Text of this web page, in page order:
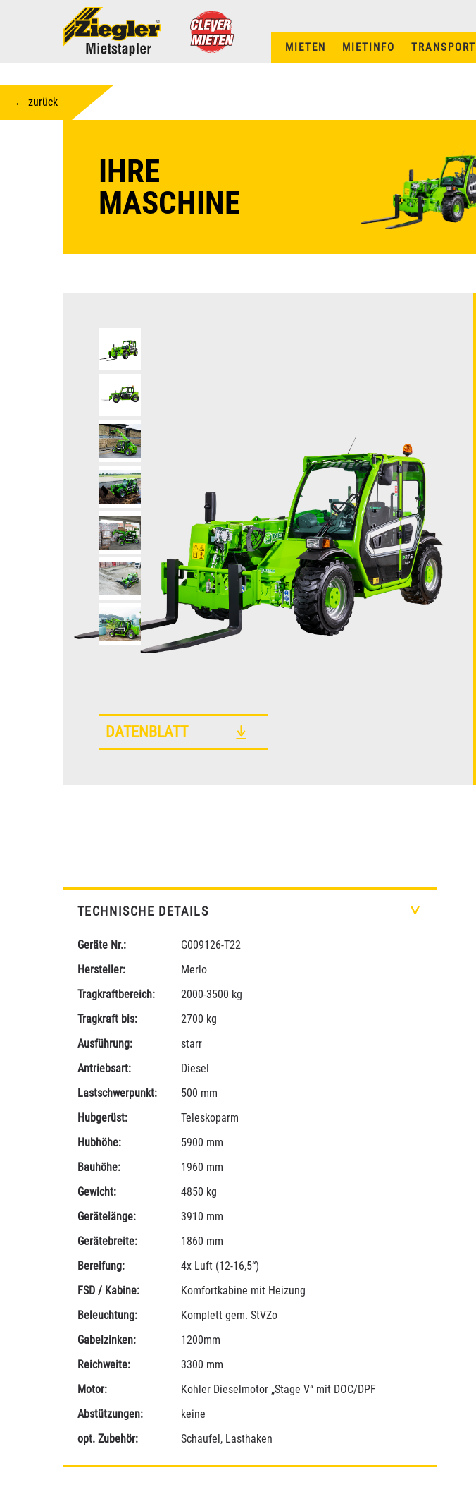
MIETEN MIETINFO
STAPLER MIETEN IN
AUGSBURG
STAPLER MIETEN IN
GELENKTELESKOPBÜHNEN
SCHERENBÜHNEN
GELÄNDESTAPLER
TRANSPORT
← zurück
IHRE
MASCHINE
DATENBLATT
TECHNISCHE DETAILS >
Geräte Nr.:
G009126-T22
Hersteller:
Merlo
Tragkraftbereich:
2000-3500 kg
Tragkraft bis:
2700 kg
Ausführung:
starr
Antriebsart:
Diesel
Lastschwerpunkt:
500 mm
Hubgerüst:
Teleskoparm
Hubhöhe:
5900 mm
Bauhöhe:
1960 mm
Gewicht:
4850 kg
Gerätelänge:
3910 mm
Gerätebreite:
1860 mm
Bereifung:
4x Luft (12-16,5“)
FSD / Kabine:
Komfortkabine mit Heizung
Beleuchtung:
Komplett gem. StVZo
Gabelzinken:
1200mm
Reichweite:
3300 mm
Motor:
Kohler Dieselmotor „Stage V“ mit DOC/DPF
Abstützungen:
keine
opt. Zubehör:
Schaufel, Lasthaken